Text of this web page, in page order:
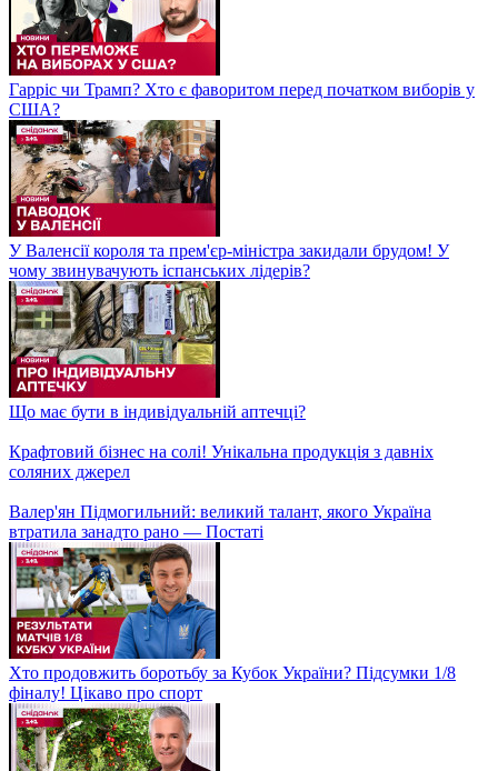
Гарріс чи Трамп? Хто є фаворитом перед початком виборів у
США?
У Валенсії короля та прем'єр-міністра закидали брудом! У
чому звинувачують іспанських лідерів?
Що має бути в індивідуальній аптечці?
Крафтовий бізнес на солі! Унікальна продукція з давніх
соляних джерел
Валер'ян Підмогильний: великий талант, якого Україна
втратила занадто рано — Постаті